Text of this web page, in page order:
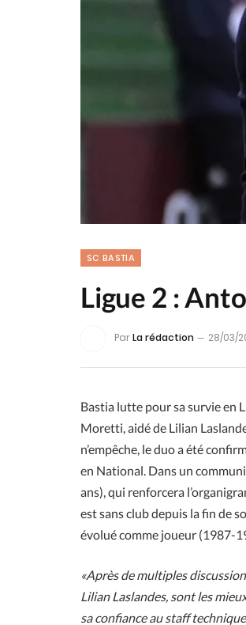
SC BASTIA
Ligue 2 :
ParLa rédaction 28/03/
Bastia lutte pour sa survie en
Moretti, aidé de Lilian
n’empêche, le duo a été
en National. Dans un
ans), qui renforcera
est sans club depuis la fin de
évolué comme joueur (1987-
«Après de multiples
Lilian Laslandes, sont les
sa confiance au staff